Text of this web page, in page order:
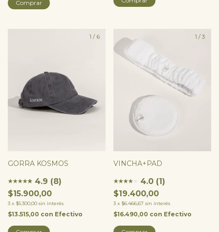
Comprar
1 / 6
GORRA KOSMOS
★★★★★
★ 4.9 (8)
$15.900,00
3 x $5.300,00 sin interés
$13.515,00 con Efectivo
1 /3
VINCHA+PAD
★★★★
4.0 (1)
$19.400,00
3 x $6.466,67 sin interés
$16.490,00 con Efectivo